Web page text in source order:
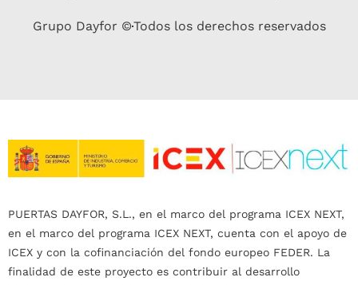
Grupo Dayfor ©Todos los derechos reservados
PUERTAS DAYFOR, S.L., en el marco del programa ICEX NEXT,
en el marco del programa ICEX NEXT, cuenta con el apoyo de
ICEX y con la cofinanciación del fondo europeo FEDER. La
finalidad de este proyecto es contribuir al desarrollo